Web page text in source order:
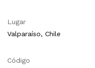
Lugar
Valparaíso, Chile
Código